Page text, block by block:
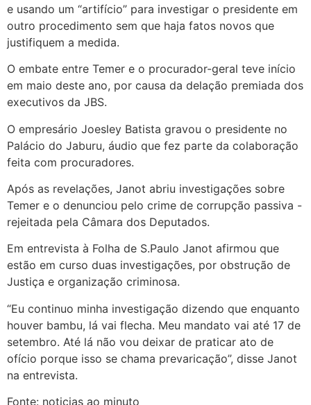
e usando um “artifício” para investigar o presidente em
outro procedimento sem que haja fatos novos que
justifiquem a medida.
O embate entre Temer e o procurador-geral teve início
em maio deste ano, por causa da delação premiada dos
executivos da JBS.
O empresário Joesley Batista gravou o presidente no
Palácio do Jaburu, áudio que fez parte da colaboração
feita com procuradores.
Após as revelações, Janot abriu investigações sobre
Temer e o denunciou pelo crime de corrupção passiva -
rejeitada pela Câmara dos Deputados.
Em entrevista à Folha de S.Paulo Janot afirmou que
estão em curso duas investigações, por obstrução de
Justiça e organização criminosa.
“Eu continuo minha investigação dizendo que enquanto
houver bambu, lá vai flecha. Meu mandato vai até 17 de
setembro. Até lá não vou deixar de praticar ato de
ofício porque isso se chama prevaricação”, disse Janot
na entrevista.
Fonte: noticias ao minuto